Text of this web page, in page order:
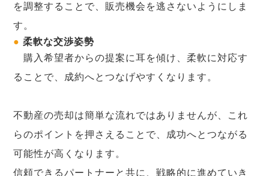
を調整することで、販売機会を逃さないようにしま
す。
● 柔軟な交渉姿勢
購入希望者からの提案に耳を傾け、柔軟に対応す
ることで、成約へとつなげやすくなります。
不動産の売却は簡単な流れではありませんが、これ
らのポイントを押さえることで、成功へとつながる
可能性が高くなります。
信頼できるパートナーと共に、戦略的に進めていき